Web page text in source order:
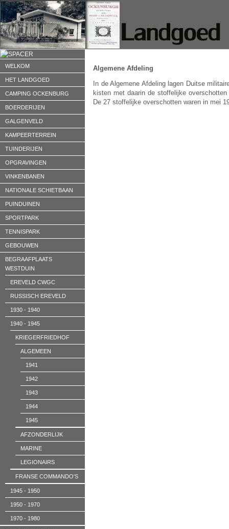
WELKOM
HET LANDGOED
CAMPING OCKENBURG
BOERDERIJEN
GALGENVELD
KAMPEERTERREIN
TUINDERIJEN
OPGRAVINGEN
VINKENBANEN
NATIONALE SCHIETBAAN
PUINDUINEN
SPORTPARK
TENNISPARK
GEBOUWEN
BEGRAAFPLAATS
WESTDUIN
EREVELD CWGC
RUSSISCH EREVELD
1930 - 1940
1940 - 1945
KRIEGERFRIEDHOF
ALGEMEEN
1941
1942
1943
1944
1945
AFZONDERLIJK
MARINE
LEGIONAIRS
FRANSE COMMANDO'S
1945 - 1950
1950 - 1970
1970 - 1980
Algemene Afdeling
In de Algemene Afdeling lagen Duitse
kisten met daarin de stoffelijke
De 27 stoffelijke overschotten waren in mei